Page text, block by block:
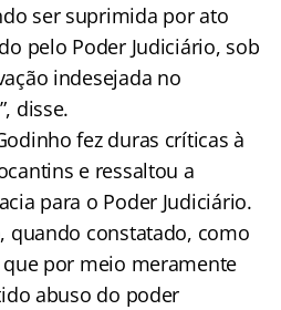
ser suprimida por ato
pelo Poder Judiciário, sob
indesejada no
disse.
fez duras críticas à
e ressaltou a
para o Poder Judiciário.
quando constatado, como
por meio meramente
abuso do poder